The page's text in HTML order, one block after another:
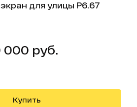
для улицы P6.67
000 руб.
Купить